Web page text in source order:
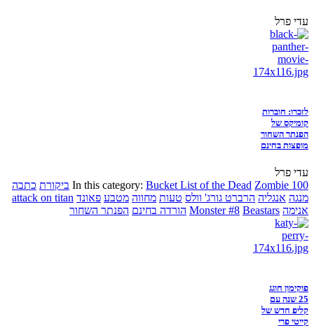
עדי פרל
לזכרו: חוברות
קומיקס של
הפנתר השחור
מופצות בחינם
עדי פרל
In this category: Bucket List of the Dead Zombie 100 ביקורת כתבה
מנגה אנגליה הרברט גורג' וולס טעות מחווה מטבע פאונד attack on titan
אנימה
Monster #8 Beastars הורדה בחינם הפנתר השחור
פוקימון חוגג
25 שנה עם
קליפ חדש של
קייטי פרי